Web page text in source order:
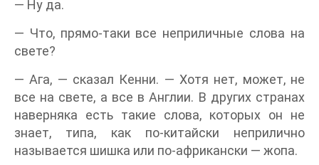
— Ну да.
— Что, прямо-таки все неприличные слова на
свете?
— Ага, — сказал Кенни. — Хотя нет, может, не
все на свете, а все в Англии. В других странах
наверняка есть такие слова, которых он не
знает, типа, как по-китайски неприлично
называется шишка или по-африкански — жопа.